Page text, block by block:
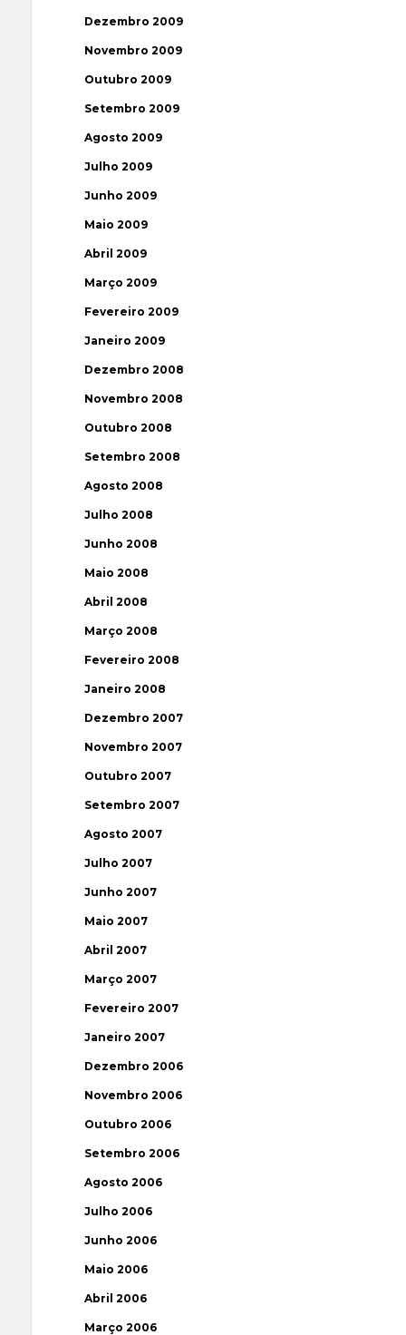
Dezembro 2009
Novembro 2009
Outubro 2009
Setembro 2009
Agosto 2009
Julho 2009
Junho 2009
Maio 2009
Abril 2009
Março 2009
Fevereiro 2009
Janeiro 2009
Dezembro 2008
Novembro 2008
Outubro 2008
Setembro 2008
Agosto 2008
Julho 2008
Junho 2008
Maio 2008
Abril 2008
Março 2008
Fevereiro 2008
Janeiro 2008
Dezembro 2007
Novembro 2007
Outubro 2007
Setembro 2007
Agosto 2007
Julho 2007
Junho 2007
Maio 2007
Abril 2007
Março 2007
Fevereiro 2007
Janeiro 2007
Dezembro 2006
Novembro 2006
Outubro 2006
Setembro 2006
Agosto 2006
Julho 2006
Junho 2006
Maio 2006
Abril 2006
Março 2006